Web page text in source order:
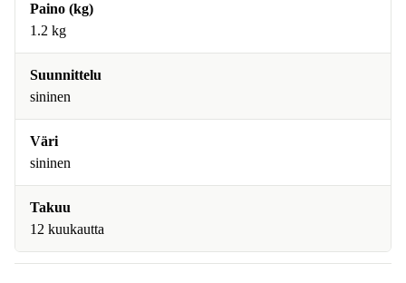
Paino (kg)
1.2 kg
Suunnittelu
sininen
Väri
sininen
Takuu
12 kuukautta